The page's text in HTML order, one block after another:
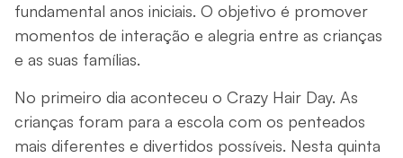
fundamental anos iniciais. O objetivo é promover
momentos de interação e alegria entre as crianças
e as suas famílias.
No primeiro dia aconteceu o Crazy Hair Day. As
crianças foram para a escola com os penteados
mais diferentes e divertidos possíveis. Nesta quinta